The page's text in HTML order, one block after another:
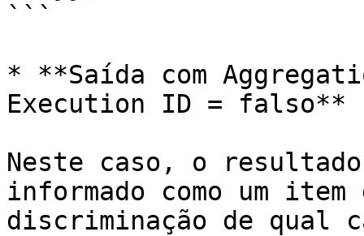
```
* **Saída com
Execution ID = falso**
Neste caso, o
informado como um
discriminação de qual